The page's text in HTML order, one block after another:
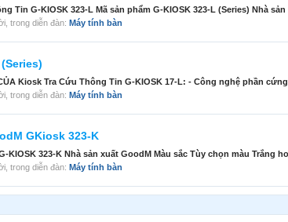
Tin G-KIOSK 323-L Mã sản phẩm G-KIOSK 323-L (Series) Nhà
trong diễn đàn: Máy tính bàn
Kiosk Tra Cứu Thông Tin G-KIOSK 17-L: - Công nghệ phần
trong diễn đàn: Máy tính bàn
GKiosk 323-K
KIOSK 323-K Nhà sản xuất GoodM Màu sắc Tùy chọn màu
trong diễn đàn: Máy tính bàn